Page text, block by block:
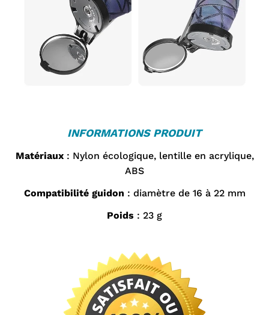
INFORMATIONS PRODUIT
Matériaux: Nylon écologique, lentille en acrylique,
ABS
Compatibilité guidon : diamètre de 16 à 22 mm
Poids : 23 g